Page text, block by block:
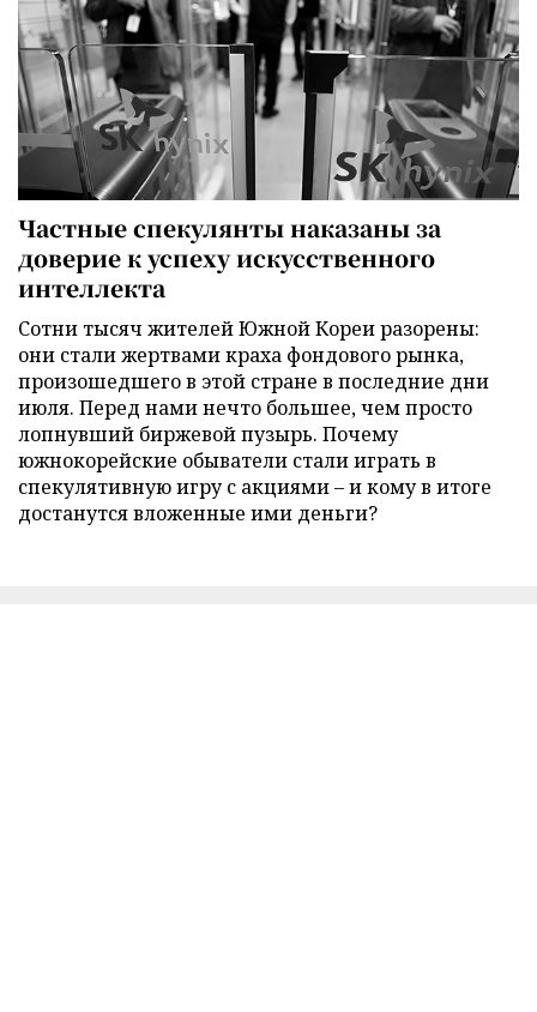
Частные спекулянты наказаны за
доверие к успеху искусственного
интеллекта
Сотни тысяч жителей Южной Кореи разорены:
они стали жертвами краха фондового рынка,
произошедшего в этой стране в последние дни
июля. Перед нами нечто большее, чем просто
лопнувший биржевой пузырь. Почему
южнокорейские обыватели стали играть в
спекулятивную игру с акциями – и кому в итоге
достанутся вложенные ими деньги?